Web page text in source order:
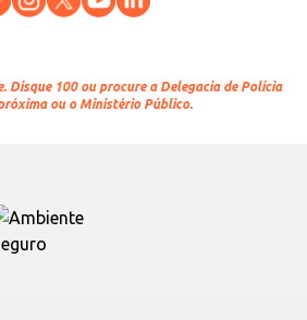
Disque 100 ou procure a Delegacia de Polícia
ou o Ministério Público.